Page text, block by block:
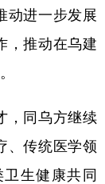
动进一步发展
，推动在乌建
同乌方继续
、传统医学领
生健康共同